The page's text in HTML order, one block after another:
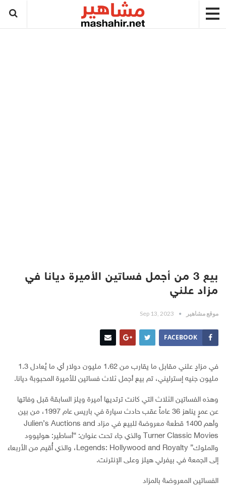
بيع 3 من أجمل فساتين الأميرة ديانا في
مزاد علني
موقع مشاهير Sep 13, 2023
FACEBOOK
في مزادٍ علني مقابل ما يقارب من 1.62 مليون دولار أي ما يُعادل 1.3
مليون جنيه إسترليني، تم بيع أجمل ثلاث فساتين للأميرة المحبوبة ديانا.
وهذه الفساتين الثلاث التي كانت ترتديها أميرة ويلز السابقة قبل وفاتها
عن عمرٍ يناهز 36 عاماً عقب حادث سيارة في باريس عام 1997، من بين
وأهم 1400 قطعة معروضة للبيع في مزاد Julien’s Auctions and
Turner Classic Movies والذي جاء تحت عنوان: “أساطير: هوليوود
والملوك” Legends: Hollywood and Royalty، والذي أُقيم من الأربعاء
إلى الجمعة في بيفرلي هيلز وعلى الإنترنت.
الفساتين المعروضة بالمزاد